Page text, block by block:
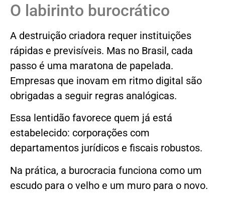
O labirinto burocrático
A destruição criadora requer instituições
rápidas e previsíveis. Mas no Brasil, cada
passo é uma maratona de papelada.
Empresas que inovam em ritmo digital são
obrigadas a seguir regras analógicas.
Essa lentidão favorece quem já está
estabelecido: corporações com
departamentos jurídicos e fiscais robustos.
Na prática, a burocracia funciona como um
escudo para o velho e um muro para o novo.